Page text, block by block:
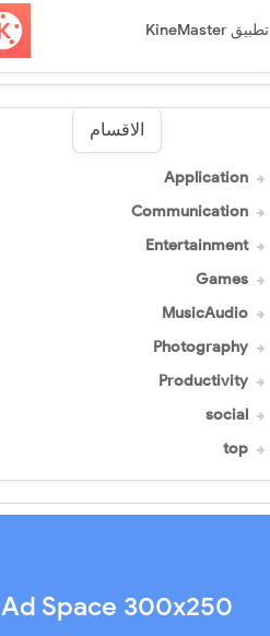
تطبيق KineMaster
الاقسام
Application
Communication
Entertainment
Games
MusicAudio
Photography
Productivity
social
top
Ad Space 300x250